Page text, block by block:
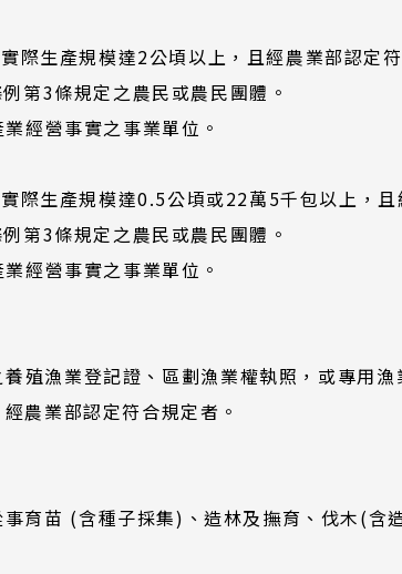
際生產規模達2公頃以上，且經農業部認定
第3條規定之農民或農民團體。
經營事實之事業單位。
際生產規模達0.5公頃或22萬5千包以上，
第3條規定之農民或農民團體。
經營事實之事業單位。
殖漁業登記證、區劃漁業權執照，或專用
農業部認定符合規定者。
育苗 (含種子採集)、造林及撫育、伐木(含